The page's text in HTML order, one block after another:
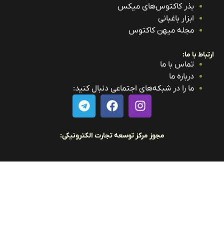
بذر کاکتوس‌های میکس
ابزار باغبانی
مجله میهن کاکتوس
با ما:
تماس با ما
درباره ما
ما را در شبکه‌های اجتماعی دنبال کنید:
مجوز مرکز توسعه تجارت الکترونیکی: